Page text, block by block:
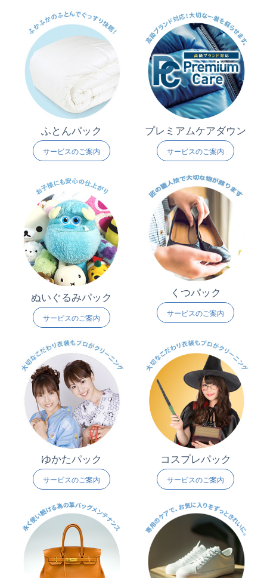
ふとんパック
サービスのご案内
プレミアムケアダウン
サービスのご案内
ぬいぐるみパック
サービスのご案内
くつパック
サービスのご案内
ゆかたパック
サービスのご案内
コスプレパック
サービスのご案内